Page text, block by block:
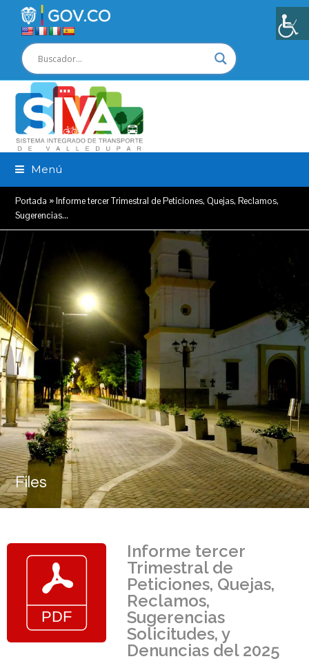
Menú
Portada »Informe tercer Trimestral de Peticiones, Quejas, Reclamos,
Sugerencias…
Files
Informe tercer
Trimestral de
Peticiones, Quejas,
Reclamos,
Sugerencias
Solicitudes, y
Denuncias del 2025